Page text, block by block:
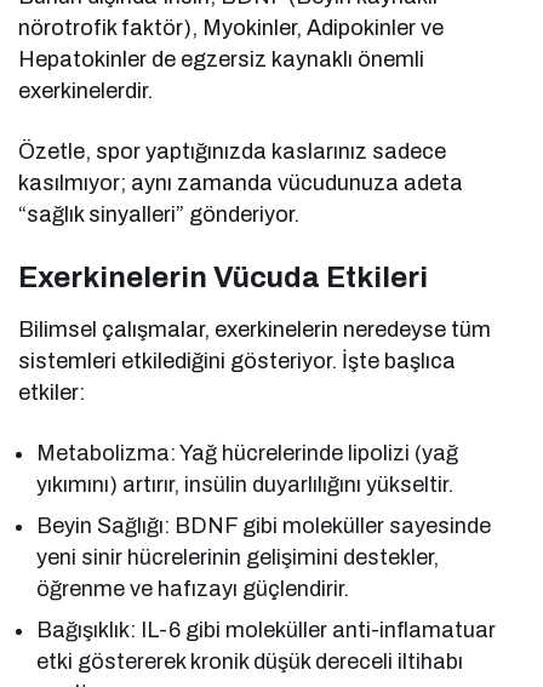
nörotrofik faktör), Myokinler, Adipokinler ve
Hepatokinler de egzersiz kaynaklı önemli
exerkinelerdir.
Özetle, spor yaptığınızda kaslarınız sadece
kasılmıyor; aynı zamanda vücudunuza adeta
“sağlık sinyalleri” gönderiyor.
Exerkinelerin Vücuda Etkileri
Bilimsel çalışmalar, exerkinelerin neredeyse tüm
sistemleri etkilediğini gösteriyor. İşte başlıca
etkiler:
Metabolizma: Yağ hücrelerinde lipolizi (yağ
yıkımını) artırır, insülin duyarlılığını yükseltir.
Beyin Sağlığı: BDNF gibi moleküller sayesinde
yeni sinir hücrelerinin gelişimini destekler,
öğrenme ve hafızayı güçlendirir.
Bağışıklık: IL-6 gibi moleküller anti-inflamatuar
etki göstererek kronik düşük dereceli iltihabı